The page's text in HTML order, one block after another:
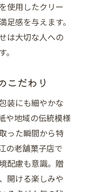
使用したクリー
感を与えます。
は大切な人への
こだわり
装にも細やかな
や地域の伝統模様
った瞬間から特
の老舗菓子店で
配慮も意識。贈
開ける楽しみや